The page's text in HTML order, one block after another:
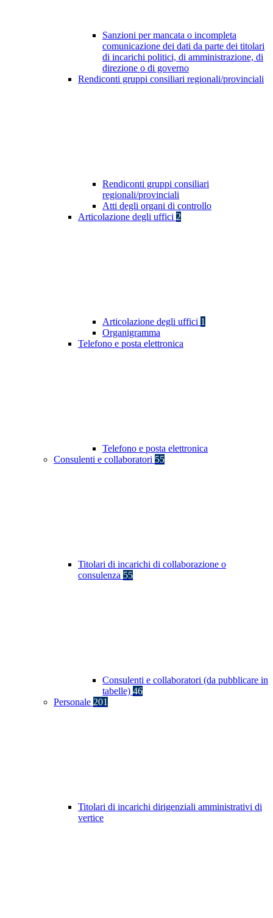
Sanzioni per mancata o incompleta
comunicazione dei dati da parte dei titolari
di incarichi politici, di amministrazione, di
direzione o di governo
Rendiconti gruppi consiliari regionali/provinciali
Rendiconti gruppi consiliari
regionali/provinciali
Atti degli organi di controllo
Articolazione degli uffici 2
Articolazione degli uffici 1
Organigramma
Telefono e posta elettronica
Telefono e posta elettronica
Consulenti e collaboratori 55
Titolari di incarichi di collaborazione o
consulenza 55
Consulenti e collaboratori (da pubblicare in
tabelle) 46
Personale 201
Titolari di incarichi dirigenziali amministrativi di
vertice